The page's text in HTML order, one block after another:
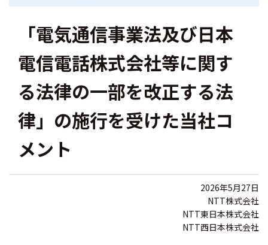
「電気通信事業法及び日本
電信電話株式会社等に関す
る法律の一部を改正する法
律」の施行を受けた当社コ
メント
2026年5月27日
NTT株式会社
NTT東日本株式会社
NTT西日本株式会社